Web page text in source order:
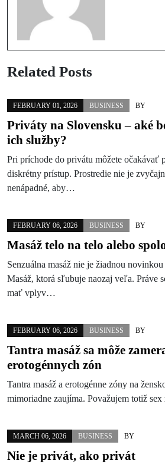
Related Posts
FEBRUARY 01, 2026 BUSINESS BY
Priváty na Slovensku – aké
ich služby?
Pri príchode do privátu môžete očakávať
diskrétny prístup. Prostredie nie je
nenápadné, aby…
FEBRUARY 06, 2026 BUSINESS BY
Masáž telo na telo alebo
Senzuálna masáž nie je žiadnou
Masáž, ktorá sľubuje naozaj veľa. Práve
mať vplyv…
FEBRUARY 06, 2026 BUSINESS BY
Tantra masáž sa môže
erotogénnych zón
Tantra masáž a erotogénne zóny na
mimoriadne zaujíma. Považujem totiž
MARCH 06, 2026 BUSINESS BY
Nie je privát, ako privát